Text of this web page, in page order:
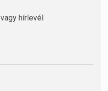
hírlevél